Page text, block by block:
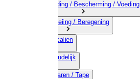
05) Bestrijding / Bescherming / Voeding
06) Besproeiing / Beregening
07) Chemicalien
08) Huishoudelijk
09) Touwwaren / Tape